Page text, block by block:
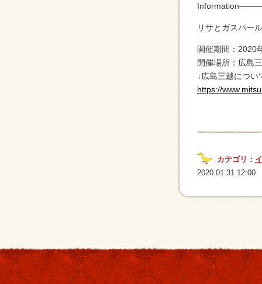
リサとガスパー
開催期間：2020
開催場所：広島
↓広島三越につい
https://
カテゴリ：
2020.01.31 12:00